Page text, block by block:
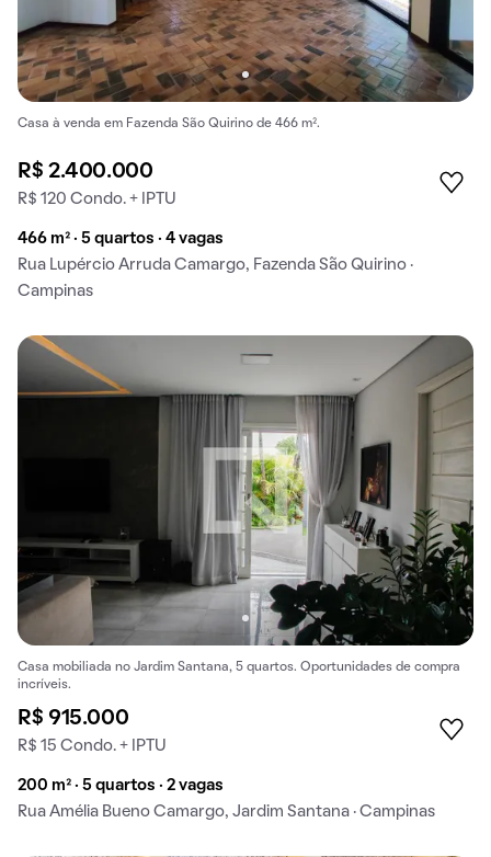
Casa à venda em Fazenda São Quirino de 466 m².
R$ 2.400.000
R$ 120 Condo. + IPTU
466 m² · 5 quartos · 4 vagas
Rua Lupércio Arruda Camargo, Fazenda São Quirino ·
Campinas
Casa mobiliada no Jardim Santana, 5 quartos. Oportunidades de compra
incríveis.
R$ 915.000
R$ 15 Condo. + IPTU
200 m² · 5 quartos · 2 vagas
Rua Amélia Bueno Camargo, Jardim Santana · Campinas